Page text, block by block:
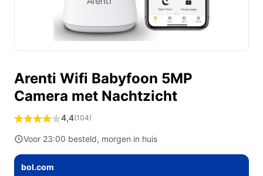
Arenti Wifi Babyfoon 5MP
Camera met Nachtzicht
4,4(104)
Voor 23:00 besteld, morgen in huis
bol.com